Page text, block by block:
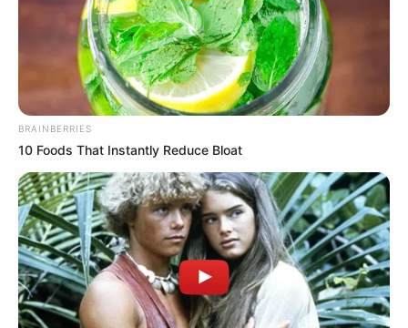
BRAINBERRIES
10 Foods That Instantly Reduce Bloat